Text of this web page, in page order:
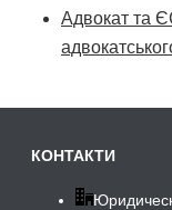
Адвокат та
КОНТАКТИ